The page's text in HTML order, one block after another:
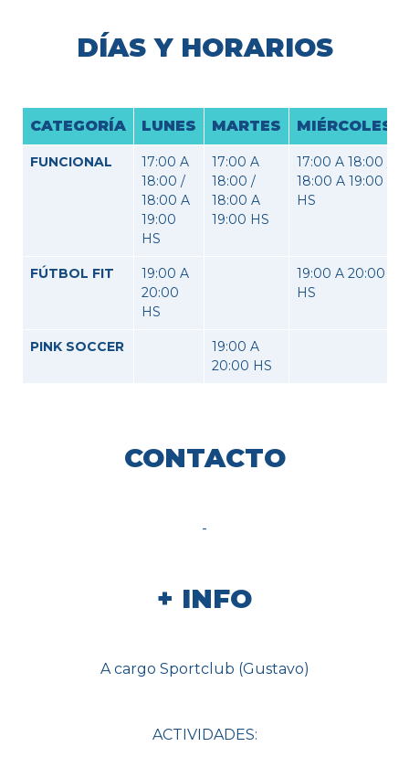
DÍAS Y HORARIOS
CATEGORÍA LUNES MARTES MIÉRCOLES
FUNCIONAL
17:00 A
18:00 /
18:00 A
19:00
HS
17:00 A
18:00 /
18:00 A
19:00 HS
17:00 A 18:00 /
18:00 A 19:00
HS
FÚTBOL FIT
19:00 A
20:00
HS
19:00 A 20:00
HS
PINK SOCCER
19:00 A
20:00 HS
CONTACTO
-
+ INFO
A cargo Sportclub (Gustavo)
ACTIVIDADES: